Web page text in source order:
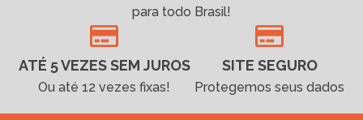
para todo Brasil!
ATÉ 5 VEZES SEM JUROS
Ou até 12 vezes fixas!
SITE SEGURO
Protegemos seus dados